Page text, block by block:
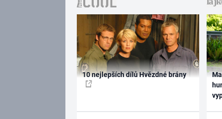
10 nejlepších dílů Hvězdné brány